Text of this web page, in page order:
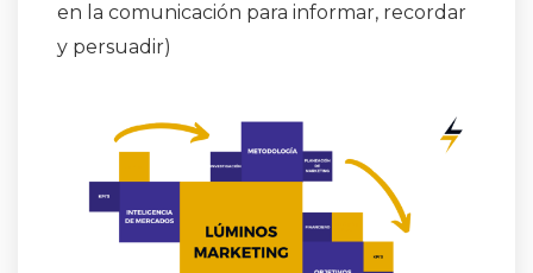
en la comunicación para informar, recordar
y persuadir)